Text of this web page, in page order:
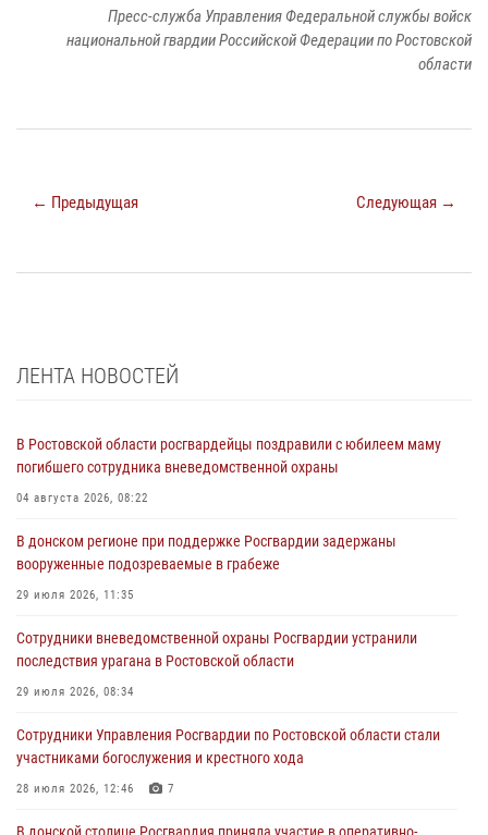
Пресс-служба Управления Федеральной службы войск
национальной гвардии Российской Федерации по Ростовской
области
← Предыдущая Следующая →
ЛЕНТА НОВОСТЕЙ
В Ростовской области росгвардейцы поздравили с юбилеем маму
погибшего сотрудника вневедомственной охраны
04 августа 2026, 08:22
В донском регионе при поддержке Росгвардии задержаны
вооруженные подозреваемые в грабеже
29 июля 2026, 11:35
Сотрудники вневедомственной охраны Росгвардии устранили
последствия урагана в Ростовской области
29 июля 2026, 08:34
Сотрудники Управления Росгвардии по Ростовской области стали
участниками богослужения и крестного хода
28 июля 2026, 12:46 7
В донской столице Росгвардия приняла участие в оперативно-